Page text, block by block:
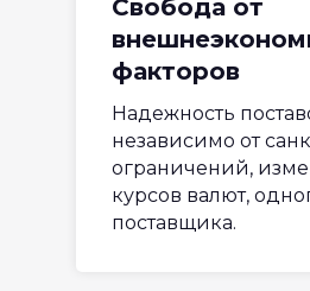
Свобода от
факторов
Надежность
независимо от
ограничений,
курсов валют,
поставщика.